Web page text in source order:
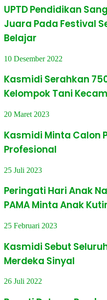
UPTD Pendidikan
Juara Pada Festival
Belajar
10 Desember 2022
Kasmidi Serahkan
Kelompok Tani
20 Maret 2023
Kasmidi Minta Calon
Profesional
25 Juli 2023
Peringati Hari Anak
PAMA Minta Anak
25 Februari 2023
Kasmidi Sebut
Merdeka Sinyal
26 Juli 2022